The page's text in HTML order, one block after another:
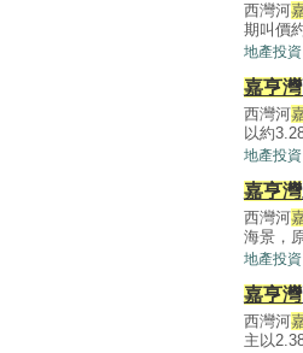
西灣河
期叫價
地產投資
嘉亨灣
西灣河
以約
地產投資
嘉亨灣
西灣河
海景，
地產投資
嘉亨灣
西灣河
主以